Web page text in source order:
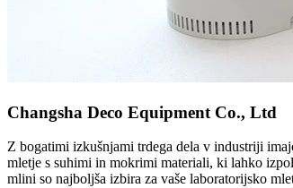
Changsha Deco Equipment Co., Ltd
Z bogatimi izkušnjami trdega dela v industriji
mletje s suhimi in mokrimi materiali, ki lahko
mlini so najboljša izbira za vaše laboratorijsko